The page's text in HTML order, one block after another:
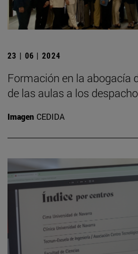
23 | 06 | 2024
Formación en la abogacía
de las aulas a los
Imagen CEDIDA